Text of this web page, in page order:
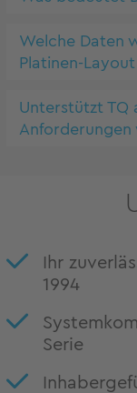
Welche Daten
Platinen-
Unterstützt TQ
Anforderungen
Ihr
1994
Serie